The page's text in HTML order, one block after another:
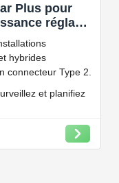
Plus pour
réglable
Type 2,
OCPP
hybrides
connecteur Type 2.
et planifiez
et à l'extérieur,